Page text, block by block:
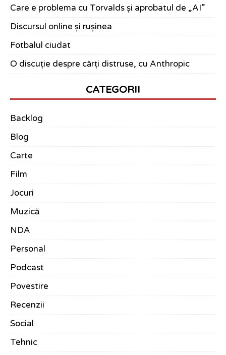
Care e problema cu Torvalds și aprobatul de „AI”
Discursul online și rușinea
Fotbalul ciudat
O discuție despre cărți distruse, cu Anthropic
CATEGORII
Backlog
Blog
Carte
Film
Jocuri
Muzică
NDA
Personal
Podcast
Povestire
Recenzii
Social
Tehnic